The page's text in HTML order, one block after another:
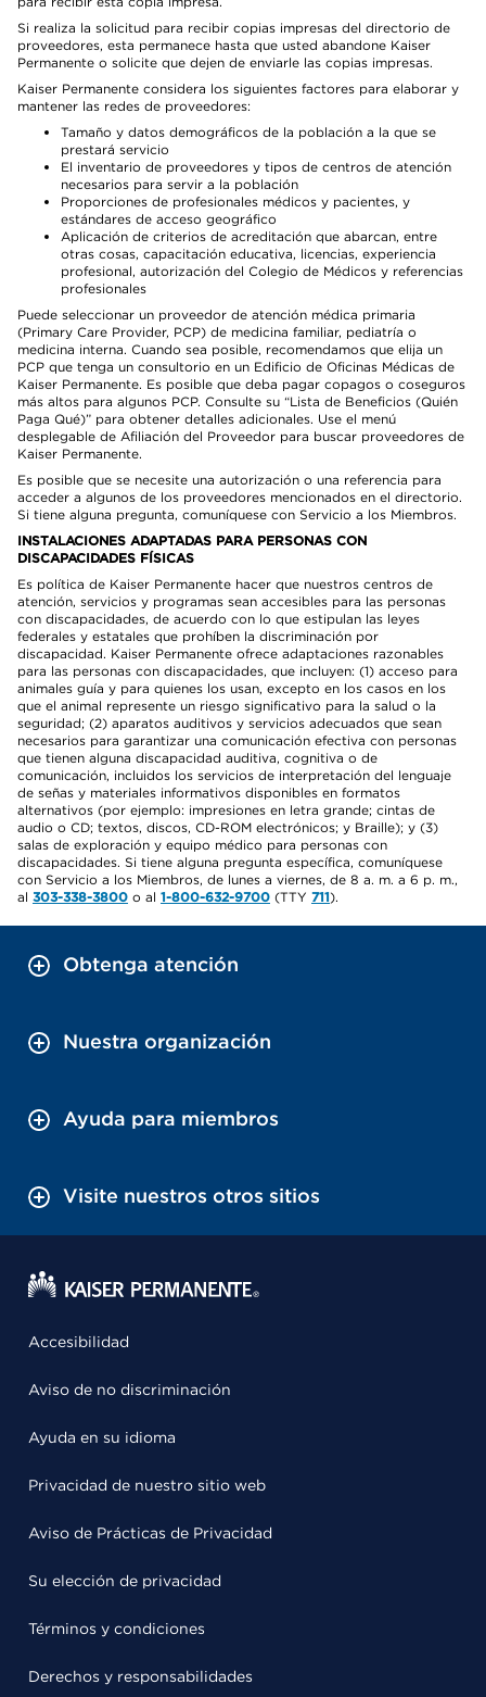
Si realiza la solicitud para recibir copias impresas del directorio de
proveedores, esta permanece hasta que usted abandone Kaiser
Permanente o solicite que dejen de enviarle las copias impresas.
Kaiser Permanente considera los siguientes factores para elaborar y
mantener las redes de proveedores:
Tamaño y datos demográficos de la población a la que se
prestará servicio
El inventario de proveedores y tipos de centros de atención
necesarios para servir a la población
Proporciones de profesionales médicos y pacientes, y
estándares de acceso geográfico
Aplicación de criterios de acreditación que abarcan, entre
otras cosas, capacitación educativa, licencias, experiencia
profesional, autorización del Colegio de Médicos y referencias
profesionales
Puede seleccionar un proveedor de atención médica primaria
(Primary Care Provider, PCP) de medicina familiar, pediatría o
medicina interna. Cuando sea posible, recomendamos que elija un
PCP que tenga un consultorio en un Edificio de Oficinas Médicas de
Kaiser Permanente. Es posible que deba pagar copagos o coseguros
más altos para algunos PCP. Consulte su “Lista de Beneficios (Quién
Paga Qué)” para obtener detalles adicionales. Use el menú
desplegable de Afiliación del Proveedor para buscar proveedores de
Kaiser Permanente.
Es posible que se necesite una autorización o una referencia para
acceder a algunos de los proveedores mencionados en el directorio.
Si tiene alguna pregunta, comuníquese con Servicio a los Miembros.
INSTALACIONES ADAPTADAS PARA PERSONAS CON
DISCAPACIDADES FÍSICAS
Es política de Kaiser Permanente hacer que nuestros centros de
atención, servicios y programas sean accesibles para las personas
con discapacidades, de acuerdo con lo que estipulan las leyes
federales y estatales que prohíben la discriminación por
discapacidad. Kaiser Permanente ofrece adaptaciones razonables
para las personas con discapacidades, que incluyen: (1) acceso para
animales guía y para quienes los usan, excepto en los casos en los
que el animal represente un riesgo significativo para la salud o la
seguridad; (2) aparatos auditivos y servicios adecuados que sean
necesarios para garantizar una comunicación efectiva con personas
que tienen alguna discapacidad auditiva, cognitiva o de
comunicación, incluidos los servicios de interpretación del lenguaje
de señas y materiales informativos disponibles en formatos
alternativos (por ejemplo: impresiones en letra grande; cintas de
audio o CD; textos, discos, CD-ROM electrónicos; y Braille); y (3)
salas de exploración y equipo médico para personas con
discapacidades. Si tiene alguna pregunta específica, comuníquese
con Servicio a los Miembros, de lunes a viernes, de 8 a. m. a 6 p. m.,
al 303-338-3800 o al 1-800-632-9700 (TTY 711).
Obtenga atención
Nuestra organización
Ayuda para miembros
Visite nuestros otros sitios
Accesibilidad
Aviso de no discriminación
Ayuda en su idioma
Privacidad de nuestro sitio web
Aviso de Prácticas de Privacidad
Su elección de privacidad
Términos y condiciones
Derechos y responsabilidades